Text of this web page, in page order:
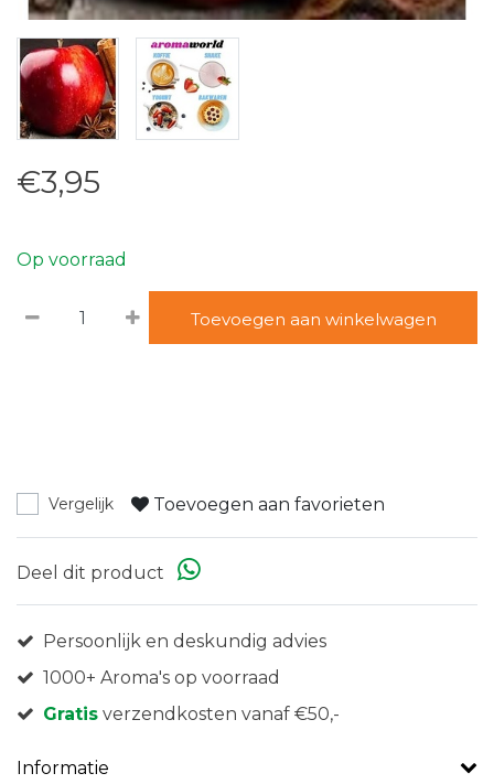
€3,95
Op voorraad
Toevoegen aan winkelwagen
Vergelijk Toevoegen aan favorieten
Deel dit product
Persoonlijk en deskundig advies
1000+ Aroma's op voorraad
Gratis verzendkosten vanaf €50,-
Informatie